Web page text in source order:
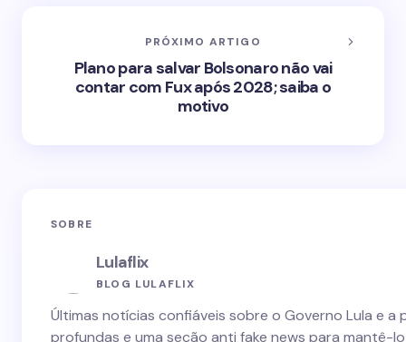
PRÓXIMO ARTIGO
Plano para salvar Bolsonaro não vai
contar com Fux após 2028; saiba o
motivo
SOBRE
Lulaflix
BLOG LULAFLIX
Últimas notícias confiáveis sobre o Governo Lula e
profundas e uma seção anti fake news para mantê-